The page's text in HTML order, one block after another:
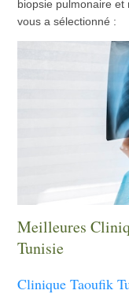
biopsie pulmonaire
vous a sélectionné :
Meilleures
Tunisie
Clinique Taoufik